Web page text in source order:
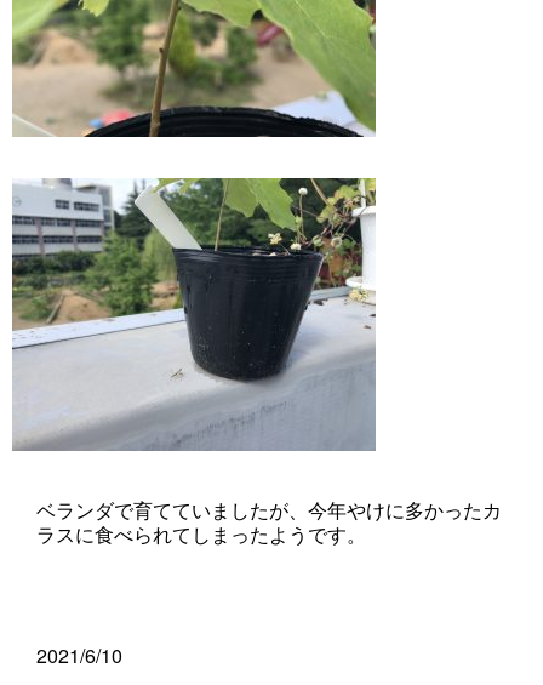
ベランダで育てていましたが、今年やけに多かったカ
ラスに食べられてしまったようです。
2021/6/10